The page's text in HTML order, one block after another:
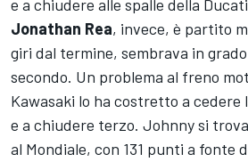
e a chiudere alle spalle della
Jonathan Rea, invece, è partito
giri dal termine, sembrava in
secondo. Un problema al freno
Kawasaki lo ha costretto a cedere
e a chiudere terzo. Johnny si
al Mondiale, con 131 punti a fonte